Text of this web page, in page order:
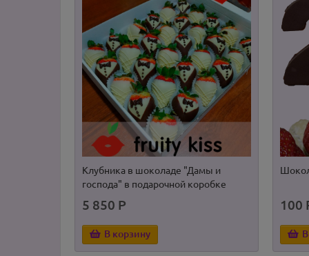
Клубника в шоколаде "Дамы и
господа" в подарочной коробке
5 850 Р
В корзину
100